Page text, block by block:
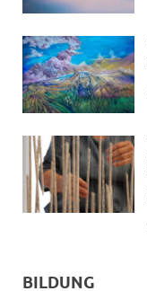
BILDUNG